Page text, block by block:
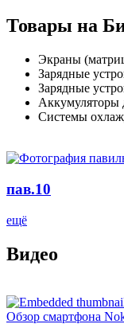
Товары на
Экраны
Зарядные
Зарядные
Аккумуляторы
Системы
пав.10
ещё
Видео
Обзор смартфона